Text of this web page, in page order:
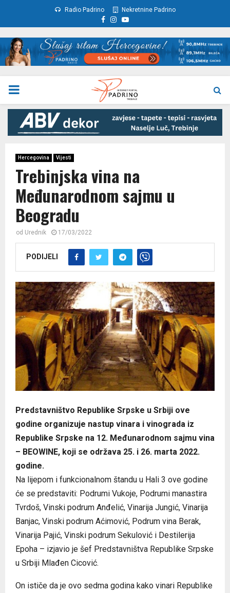
Radio Padrino Nekretnine Padrino
Facebook
Instagram
Youtube
PRIMARY
MENU
Hercegovina Vijesti
Trebinjska vina na
Međunarodnom sajmu u
Beogradu
od Urednik 17/03/2022
PODIJELI
Predstavništvo Republike Srpske u Srbiji ove
godine organizuje nastup vinara i vinograda iz
Republike Srpske na 12. Međunarodnom sajmu vina
– BEOWINE, koji se održava 25. i 26. marta 2022.
godine.
Na lijepom i funkcionalnom štandu u Hali 3 ove godine
će se predstaviti: Podrumi Vukoje, Podrumi manastira
Tvrdoš, Vinski podrum Anđelić, Vinarija Јungić, Vinarija
Banjac, Vinski podrum Aćimović, Podrum vina Berak,
Vinarija Pajić, Vinski podrum Sekulović i Destilerija
Epoha – izjavio je šef Predstavništva Republike Srpske
u Srbiji Mlađen Cicović.
On ističe da je ovo sedma godina kako vinari Republike